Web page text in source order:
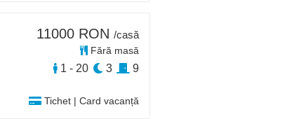
Tichet | Card vacanță
11000 RON /casă
Fără masă
1 - 20 3 9